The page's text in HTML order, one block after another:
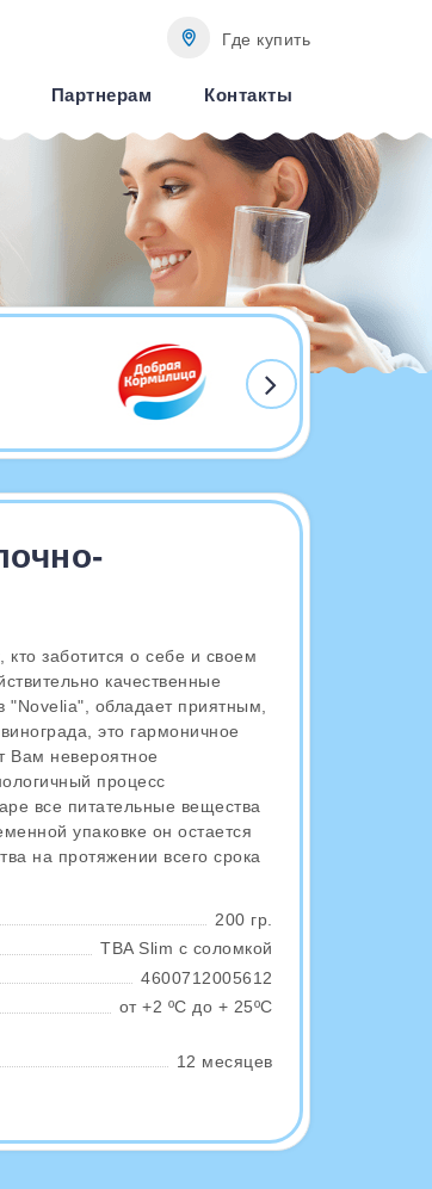
Где купить
Контакты
Партнерам
заботится о себе и своем
качественные
"Novelia", обладает приятным,
это гармоничное
Вам невероятное
процесс
все питательные вещества
упаковке он остается
на протяжении всего срока
200 гр.
TBA Slim с соломкой
4600712005612
от +2 ºС до + 25ºС
12 месяцев